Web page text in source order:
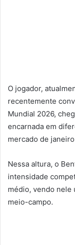
O jogador,
recentemente
Mundial 2026,
encarnada em
mercado de
Nessa altura, o
intensidade
médio, vendo nele
meio-campo.